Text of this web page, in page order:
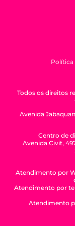
Política
Todos os direitos
Avenida
Centro de
Avenida Civit,
Atendimento por
Atendimento por
Atendimento